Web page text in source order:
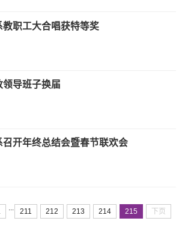
教职工大合唱获特等奖
领导班子换届
召开年终总结会暨春节联欢会
... 211 212 213 214 215 下页